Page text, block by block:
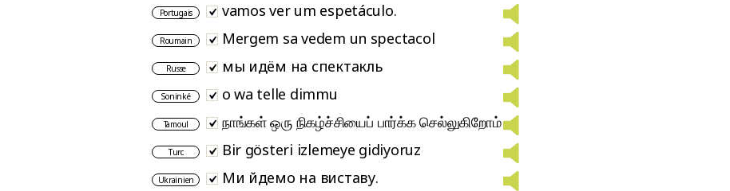
Portugais vamos ver um espetáculo.
Roumain Mergem sa vedem un spectacol
Russe мы идём на спектакль
Soninké o wa telle dimmu
Tamoul நாங்கள் ஒரு நிகழ்ச்சியைப் பார்க்க செல்லுகிறோம்
Turc Bir gösteri izlemeye gidiyoruz
Ukrainien Ми йдемо на виставу.